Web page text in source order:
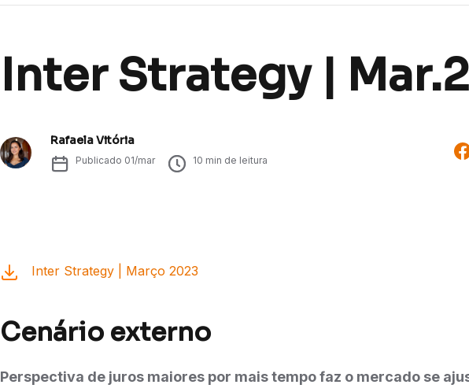
Inter Strategy |
Rafaela Vitória
Publicado 01/mar 10 min de leitura
Inter Strategy | Março 2023
Cenário externo
Perspectiva de juros maiores por mais tempo faz o mercado se